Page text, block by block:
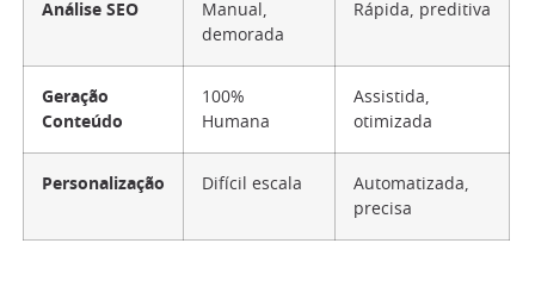
Análise SEO
Manual,
demorada
Rápida, preditiva
Geração
Conteúdo
100%
Humana
Assistida,
otimizada
Personalização Difícil escala
Automatizada,
precisa